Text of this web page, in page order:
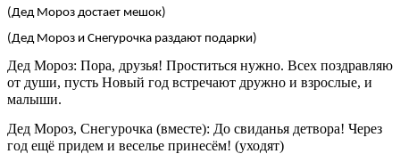
(Дед Мороз достает мешок)
(Дед Мороз и Снегурочка раздают подарки)
Дед Мороз: Пора, друзья! Проститься нужно. Всех поздравляю
от души, пусть Новый год встречают дружно и взрослые, и
малыши.
Дед Мороз, Снегурочка (вместе): До свиданья детвора! Через
год ещё придем и веселье принесём! (уходят)